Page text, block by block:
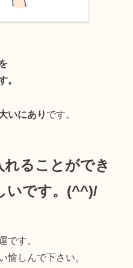
。
いにあり です。
ることができ
いです。(^^)/
です。
愉しんで下さい。